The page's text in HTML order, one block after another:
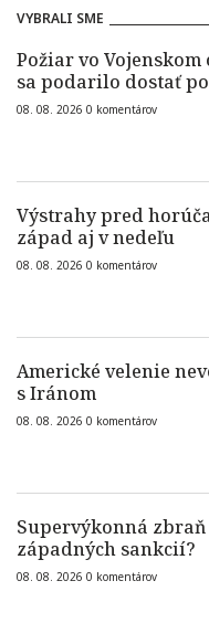
VYBRALI SME
Požiar vo
sa podarilo dostať
08. 08. 2026 0 komentárov
Výstrahy pred
západ aj v nedeľu
08. 08. 2026 0 komentárov
Americké velenie
s Iránom
08. 08. 2026 0 komentárov
Supervýkonná
západných sankcií?
08. 08. 2026 0 komentárov